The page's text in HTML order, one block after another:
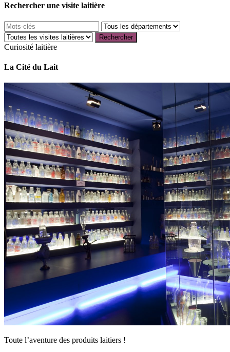
Rechercher une visite laitière
Curiosité laitière
La Cité du Lait
Toute l’aventure des produits laitiers !